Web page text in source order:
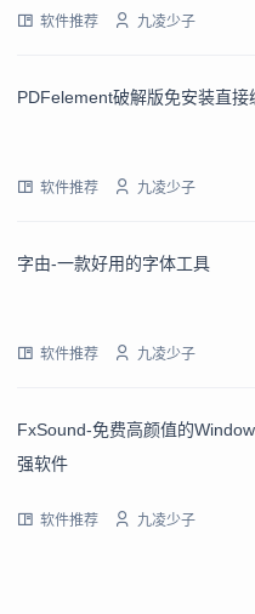
软件推荐 九凌少子
PDFelement破解版免安装直接
软件推荐 九凌少子
字由-一款好用的字体工具
软件推荐 九凌少子
FxSound-免费高颜值的
强软件
软件推荐 九凌少子